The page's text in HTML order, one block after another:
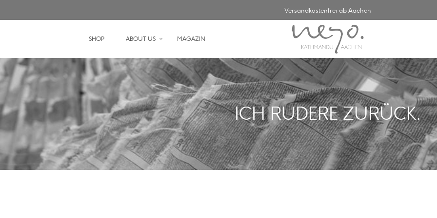
Versandkostenfrei ab Aachen
SHOP ABOUT US MAGAZIN
ICH RUDERE ZURÜCK.